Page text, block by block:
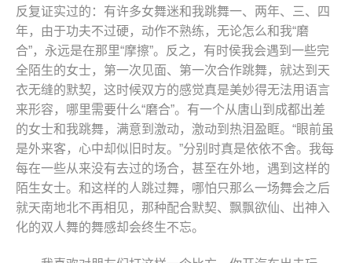
反复证实过的：有许多女舞迷和我跳舞一、两年、三、四
年，由于功夫不过硬，动作不熟练，无论怎么和我“磨
合”，永远是在那里“摩擦”。反之，有时侯我会遇到一些完
全陌生的女士，第一次见面、第一次合作跳舞，就达到天
衣无缝的默契，这时候双方的感觉真是美妙得无法用语言
来形容，哪里需要什么“磨合”。有一个从唐山到成都出差
的女士和我跳舞，满意到激动，激动到热泪盈眶。“眼前虽
是外来客，心中却似旧时友。”分别时真是依依不舍。我每
每在一些从来没有去过的场合，甚至在外地，遇到这样的
陌生女士。和这样的人跳过舞，哪怕只那么一场舞会之后
就天南地北不再相见，那种配合默契、飘飘欲仙、出神入
化的双人舞的舞感却会终生不忘。